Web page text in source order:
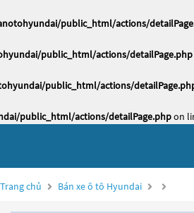
public_html/actions/
public_html/actions/detailPage.php
public_html/actions/
public_html/actions/detailPage.phpon
Trang chủ Bán xe ô tô Hyundai